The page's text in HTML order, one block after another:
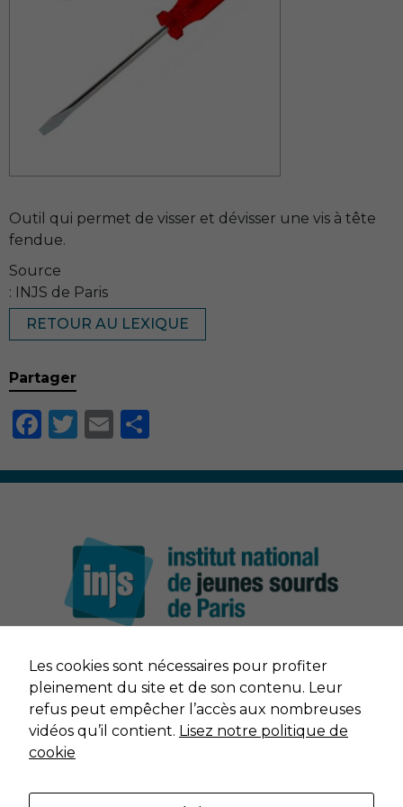
Outil qui permet de visser et dévisser une vis à tête
fendue.
Source
: INJS de Paris
RETOUR AU LEXIQUE
Partager
Facebook
Twitter
Email
NOUS CONTACTER
MENTIONS LÉGALES
Les cookies sont nécessaires pour profiter
pleinement du site et de son contenu. Leur
refus peut empêcher l’accès aux nombreuses
vidéos qu’il contient. Lisez notre politique de
cookie
Ces cookies ne
sont pas
facultatifs. Ils
sont nécessaires
au